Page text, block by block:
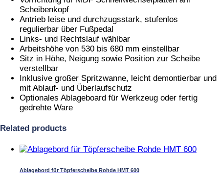
Scheibenkopf
Antrieb leise und durchzugsstark, stufenlos
regulierbar über Fußpedal
Links- und Rechtslauf wählbar
Arbeitshöhe von 530 bis 680 mm einstellbar
Sitz in Höhe, Neigung sowie Position zur Scheibe
verstellbar
Inklusive großer Spritzwanne, leicht demontierbar und
mit Ablauf- und Überlaufschutz
Optionales Ablageboard für Werkzeug oder fertig
gedrehte Ware
Related products
Ablagebord für Töpferscheibe Rohde HMT 600